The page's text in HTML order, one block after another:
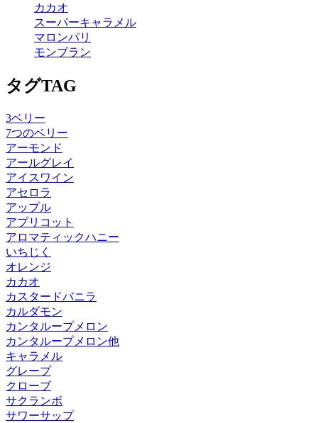
カカオ
スーパーキャラメル
マロンパリ
モンブラン
タグTAG
3ベリー
7つのベリー
アーモンド
アールグレイ
アイスワイン
アセロラ
アップル
アプリコット
アロマティックハニー
いちじく
オレンジ
カカオ
カスタードバニラ
カルダモン
カンタループメロン
カンタループメロン他
キャラメル
グレープ
クローブ
サクランボ
サワーサップ